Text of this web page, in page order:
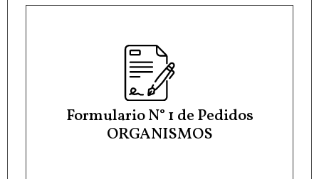
Formulario N° 1 de Pedidos
ORGANISMOS